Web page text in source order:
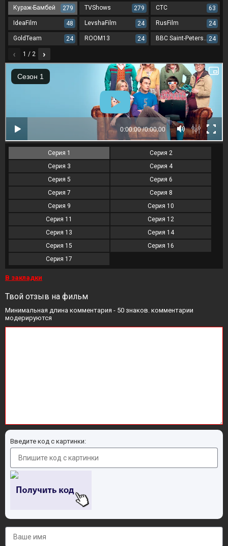
Кураж-Бамбей 279 TVShows 279 СТС 63
IdeaFilm 48 LevshaFilm 24 RusFilm 24
GoldTeam 24 ROOM13 24 BBC Saint-Petersburg 24
‹ 1 / 2 ›
Серия 1
Серия 2
Серия 3
Серия 4
Серия 5
Серия 6
Серия 7
Серия 8
Серия 9
Серия 10
Серия 11
Серия 12
Серия 13
Серия 14
Серия 15
Серия 16
Серия 17
В закладки
Твой отзыв на фильм
Минимальная длина комментария - 50 знаков. комментарии
модерируются
Введите код с картинки: